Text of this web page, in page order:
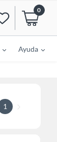
0
Ayuda
1